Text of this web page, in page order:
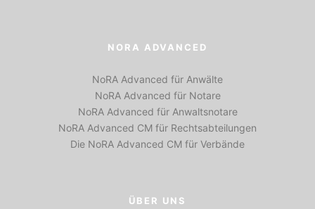
NORA ADVANCED
NoRA Advanced für Anwälte
NoRA Advanced für Notare
NoRA Advanced für Anwaltsnotare
NoRA Advanced CM für Rechtsabteilungen
Die NoRA Advanced CM für Verbände
ÜBER UNS